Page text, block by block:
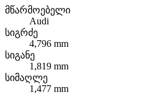
მწარმოებელი
Audi
სიგრძე
4,796 mm
სიგანე
1,819 mm
სიმაღლე
1,477 mm